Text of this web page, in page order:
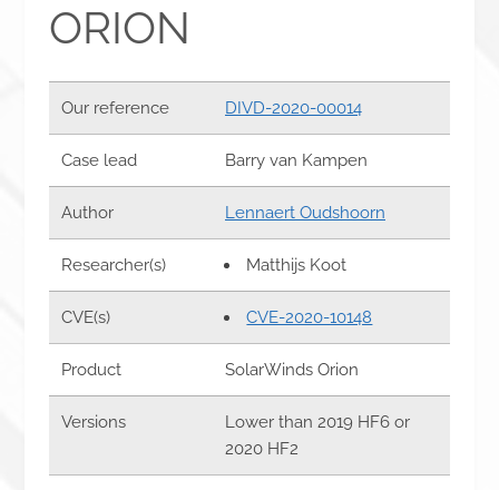
ORION
Our reference DIVD-2020-00014
Case lead Barry van Kampen
Author Lennaert Oudshoorn
Researcher(s) Matthijs Koot
CVE(s) CVE-2020-10148
Product SolarWinds Orion
Versions
Lower than 2019 HF6 or
2020 HF2